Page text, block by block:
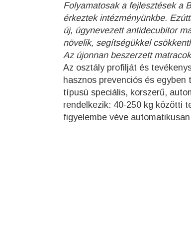
Folyamatosak a fejlesztések a
érkeztek intézményünkbe.
új, úgynevezett antidecubitor
növelik, segítségükkel
Az újonnan beszerzett
Az osztály profilját és
hasznos prevenciós és
típusú speciális, korszerű,
rendelkezik: 40-250 kg közötti
figyelembe véve